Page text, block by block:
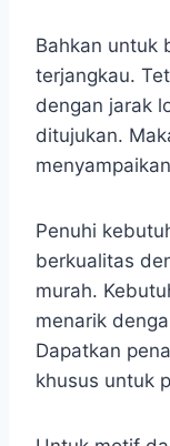
Bahkan untuk
terjangkau.
dengan jarak
ditujukan.
Penuhi
berkualitas
murah.
menarik
Dapatkan
khusus untuk